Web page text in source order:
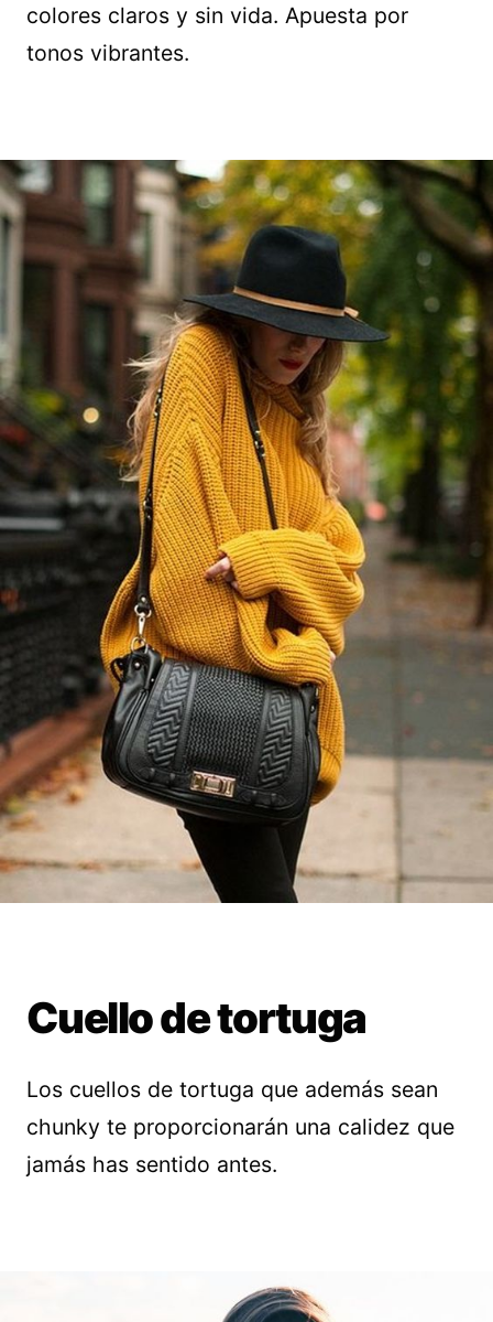
colores claros y sin vida. Apuesta por
tonos vibrantes.
Cuello de tortuga
Los cuellos de tortuga que además sean
chunky te proporcionarán una calidez que
jamás has sentido antes.